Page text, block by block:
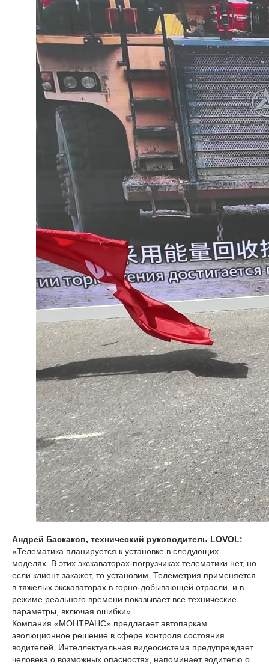
Андрей Баскаков, технический руководитель LOVOL:
«Телематика планируется к установке в следующих
моделях. В этих экскаваторах-погрузчиках телематики нет, но
если клиент закажет, то установим. Телеметрия применяется
в тяжелых экскаваторах в горно-добывающей отрасли, и в
режиме реального времени показывает все технические
параметры, включая ошибки».
Компания «МОНТРАНС» предлагает автопаркам
эволюционное решение в сфере контроля состояния
водителей. Интеллектуальная видеосистема предупреждает
человека о возможных опасностях, напоминает водителю о